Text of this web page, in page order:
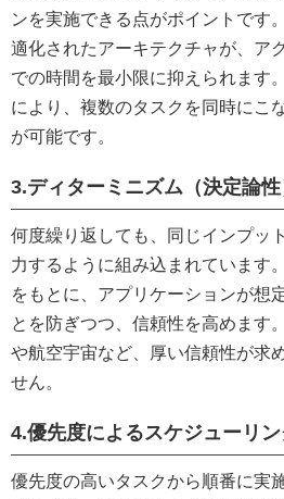
ンを実施できる点がポイントです
適化されたアーキテクチャが、ア
での時間を最小限に抑えられます
により、複数のタスクを同時にこ
が可能です。
3.ディターミニズム（決定論性
何度繰り返しても、同じインプッ
力するように組み込まれています
をもとに、アプリケーションが想
とを防ぎつつ、信頼性を高めます
や航空宇宙など、厚い信頼性が求
せん。
4.優先度によるスケジューリ
優先度の高いタスクから順番に実